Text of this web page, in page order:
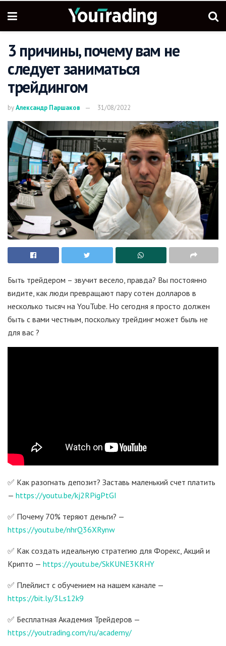
3 причины, почему вам не
следует заниматься
трейдингом
byАлександр Паршаков 31/08/2022
Быть трейдером – звучит весело, правда? Вы постоянно
видите, как люди превращают пару сотен долларов в
несколько тысяч на YouTube. Но сегодня я просто должен
быть с вами честным, поскольку трейдинг может быль не
для вас ?
✅ Как разогнать депозит? Заставь маленький счет платить
— https://youtu.be/kj2RPigPtGI
✅ Почему 70% теряют деньги? —
https://youtu.be/nhrQ36XRynw
✅ Как создать идеальную стратегию для Форекс, Акций и
Крипто — https://youtu.be/SkKUNE3KRHY
✅ Плейлист с обучением на нашем канале —
https://bit.ly/3Ls12k9
✅ Бесплатная Академия Трейдеров —
https://youtrading.com/ru/academy/